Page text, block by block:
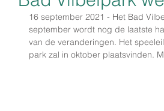
16 september 2021 - Het Bad
september wordt nog de laatste
van de veranderingen. Het
park zal in oktober plaatsvinden.